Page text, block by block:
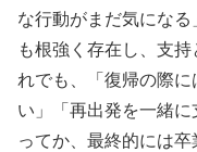
な行動がまだ気にな
も根強く存在し、支
れでも、「復帰の際
い」「再出発を一緒
ってか、最終的には